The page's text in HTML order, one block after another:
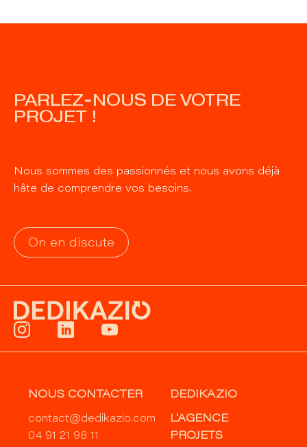
PARLEZ-NOUS DE VOTRE
PROJET !
Nous sommes des passionnés et nous avons déjà
hâte de comprendre vos besoins.
On en discute
NOUS CONTACTER
contact@dedikazio.com
04 91 21 98 11
DEDIKAZIO
L'AGENCE
PROJETS